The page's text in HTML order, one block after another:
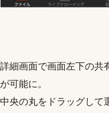
詳細画面で画面左下の共
が可能に。
中央の丸をドラッグして